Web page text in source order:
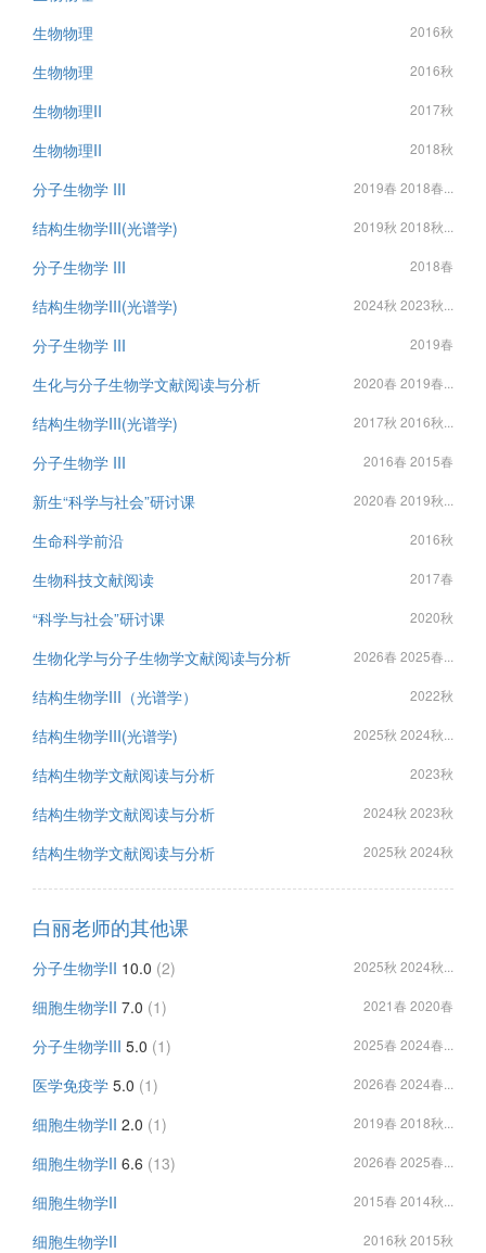
生物物理 2016秋
生物物理 2016秋
生物物理II 2017秋
生物物理II 2018秋
分子生物学 III 2019春 2018春...
结构生物学III(光谱学) 2019秋 2018秋...
分子生物学 III 2018春
结构生物学III(光谱学) 2024秋 2023秋...
分子生物学 III 2019春
生化与分子生物学文献阅读与分析 2020春 2019春...
结构生物学III(光谱学) 2017秋 2016秋...
分子生物学 III 2016春 2015春
新生“科学与社会”研讨课 2020春 2019秋...
生命科学前沿 2016秋
生物科技文献阅读 2017春
“科学与社会”研讨课 2020秋
生物化学与分子生物学文献阅读与分析 2026春 2025春...
结构生物学III（光谱学） 2022秋
结构生物学III(光谱学) 2025秋 2024秋...
结构生物学文献阅读与分析 2023秋
结构生物学文献阅读与分析 2024秋 2023秋
结构生物学文献阅读与分析 2025秋 2024秋
白丽老师的其他课
分子生物学II 10.0 (2) 2025秋 2024秋...
细胞生物学II 7.0 (1) 2021春 2020春
分子生物学III 5.0 (1) 2025春 2024春...
医学免疫学 5.0 (1) 2026春 2024春...
细胞生物学II 2.0 (1) 2019春 2018秋...
细胞生物学II 6.6 (13) 2026春 2025春...
细胞生物学II 2015春 2014秋...
细胞生物学II 2016秋 2015秋